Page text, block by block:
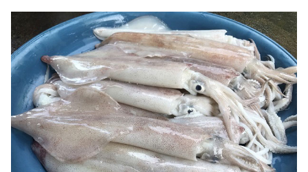
ถือ
ราคา
ทอง
ราคา
น้ำมัน
วา